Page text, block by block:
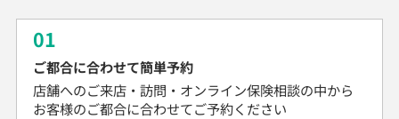
01
ご都合に合わせて簡単予約
店舗へのご来店・訪問・オンライン保険相談の中から
お客様のご都合に合わせてご予約ください